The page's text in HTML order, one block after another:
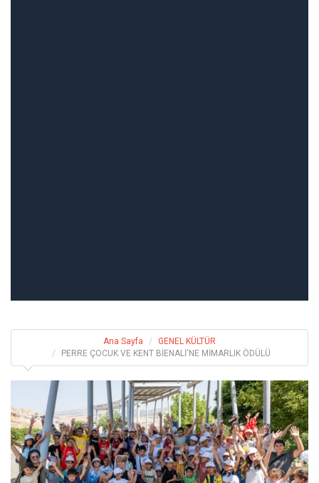
Ana Sayfa
GENEL KÜLTÜR
PERRE ÇOCUK VE KENT BİENALİ'NE MİMARLIK ÖDÜLÜ